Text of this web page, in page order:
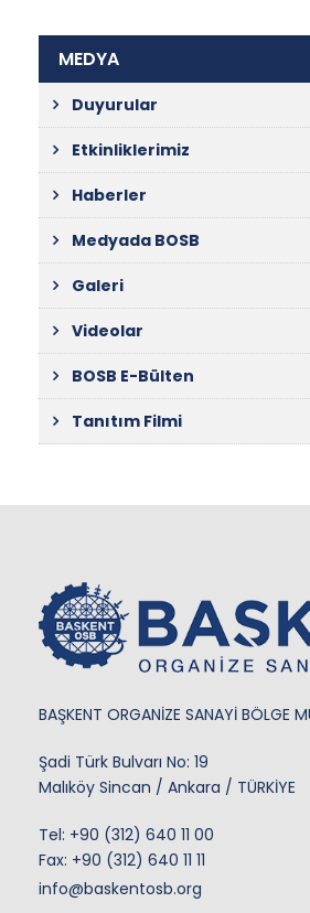
MEDYA
Duyurular
Etkinliklerimiz
Haberler
Medyada BOSB
Galeri
Videolar
BOSB E-Bülten
Tanıtım Filmi
BAŞKENT ORGANİZE SANAYİ BÖLGE
Şadi Türk Bulvarı No: 19
Malıköy Sincan / Ankara / TÜRKİYE
Tel: +90 (312) 640 11 00
Fax: +90 (312) 640 11 11
info@baskentosb.org